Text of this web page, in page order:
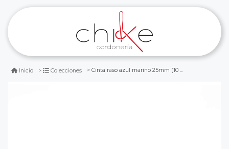
Inicio Colecciones Cinta raso azul marino 25mm (10 mts) paq. 5 und